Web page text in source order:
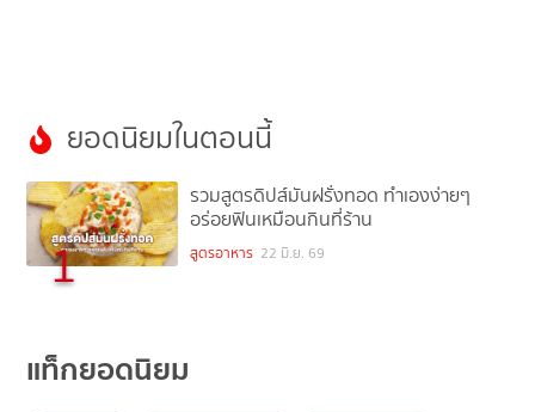
ยอดนิยมในตอนนี้
1
รวมสูตรดิปส์มันฝรั่งทอด ทำเองง่ายๆ
อร่อยฟินเหมือนกินที่ร้าน
สูตรอาหาร 22 มิ.ย. 69
แท็กยอดนิยม